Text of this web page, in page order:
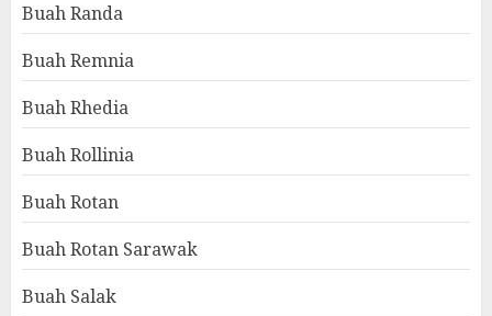
Buah Randa
Buah Remnia
Buah Rhedia
Buah Rollinia
Buah Rotan
Buah Rotan Sarawak
Buah Salak